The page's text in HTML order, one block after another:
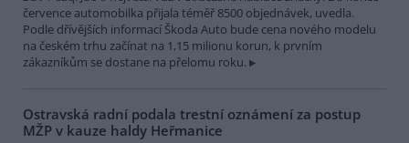
července automobilka přijala téměř 8500 objednávek, uvedla.
Podle dřívějších informací Škoda Auto bude cena nového modelu
na českém trhu začínat na 1,15 milionu korun, k prvním
zákazníkům se dostane na přelomu roku.
Ostravská radní podala trestní oznámení za postup
MŽP v kauze haldy Heřmanice